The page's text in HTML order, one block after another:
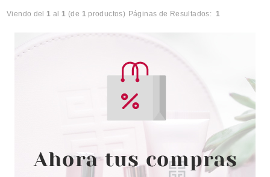
Viendo del1 al1 (de 1productos) Páginas de Resultados: 1